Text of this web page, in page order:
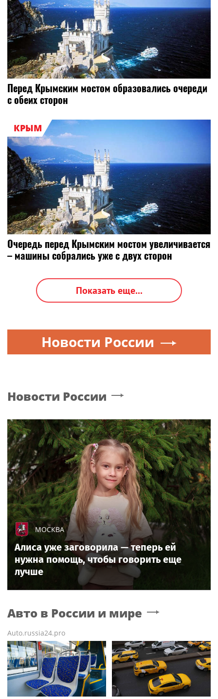
Перед Крымским мостом образовались очереди
с обеих сторон
КРЫМ
Очередь перед Крымским мостом увеличивается
– машины собрались уже с двух сторон
Показать еще...
Новости России
Новости России
МОСКВА
Алиса уже заговорила — теперь ей
нужна помощь, чтобы говорить еще
лучше
Авто в России и мире
Auto.russia24.pro